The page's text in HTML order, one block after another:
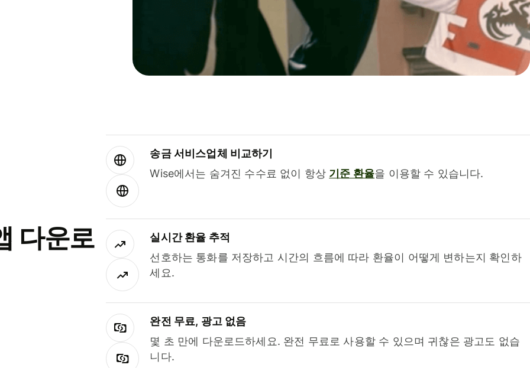
다운로
송금 서비스업체 비교하기
Wise에서는 숨겨진 수수료 없이 항상 기준 환율을 이용할 수 있습니다.
실시간 환율 추적
선호하는 통화를 저장하고 시간의 흐름에 따라 환율이 어떻게 변하는지 확인하
세요.
완전 무료, 광고 없음
몇 초 만에 다운로드하세요. 완전 무료로 사용할 수 있으며 귀찮은 광고도 없습
니다.